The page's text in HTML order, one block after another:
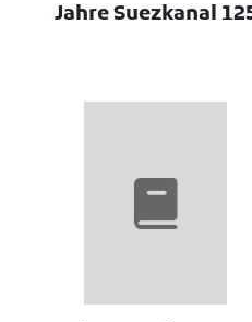
125 Jahre